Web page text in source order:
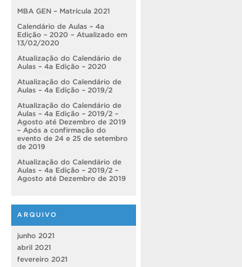
MBA GEN – Matrícula 2021
Calendário de Aulas – 4a
Edição – 2020 – Atualizado em
13/02/2020
Atualização do Calendário de
Aulas – 4a Edição – 2020
Atualização do Calendário de
Aulas – 4a Edição – 2019/2
Atualização do Calendário de
Aulas – 4a Edição – 2019/2 –
Agosto até Dezembro de 2019
– Após a confirmação do
evento de 24 e 25 de setembro
de 2019
Atualização do Calendário de
Aulas – 4a Edição – 2019/2 –
Agosto até Dezembro de 2019
ARQUIVO
junho 2021
abril 2021
fevereiro 2021